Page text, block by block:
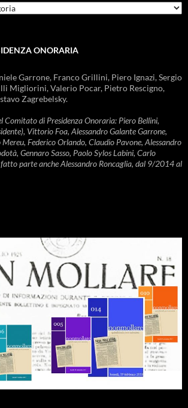
ONORARIA
Garrone, Franco Grillini, Piero Ignazi, Sergio
Migliorini, Valerio Pocar, Pietro Rescigno,
Zagrebelsky.
Comitato di Presidenza Onoraria: Piero Bellini,
Vittorio Foa, Alessandro Galante Garrone,
Federico Orlando, Claudio Pavone, Alessandro
Gennaro Sasso, Paolo Sylos Labini, Carlo
parte anche Alessandro Roncaglia, dal 9/2014 al